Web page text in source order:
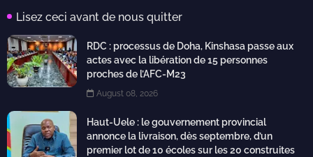
Lisez ceci avant de nous quitter
RDC : processus de Doha, Kinshasa passe aux
actes avec la libération de 15 personnes
proches de l’AFC-M23
August 08, 2026
Haut-Uele : le gouvernement provincial
annonce la livraison, dès septembre, d’un
premier lot de 10 écoles sur les 20 construites